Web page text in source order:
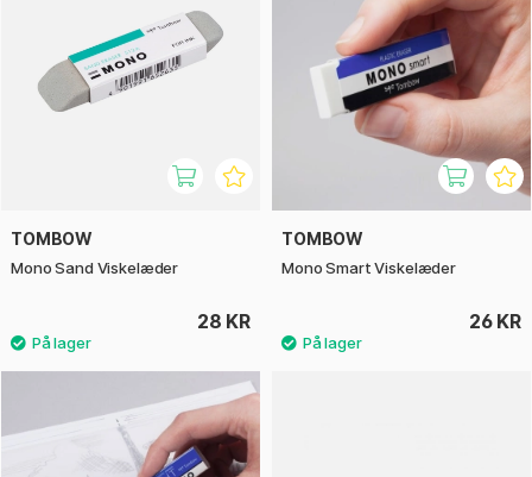
TOMBOW
Mono Sand Viskelæder
28 KR
TOMBOW
Mono Smart Viskelæder
26 KR